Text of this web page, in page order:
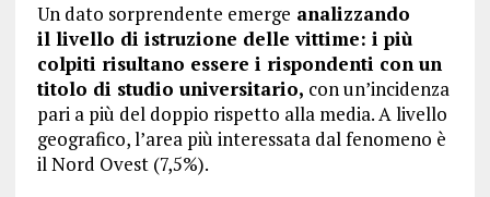
Un dato sorprendente emerge analizzando
il livello di istruzione delle vittime: i più
colpiti risultano essere i rispondenti con un
titolo di studio universitario, con un’incidenza
pari a più del doppio rispetto alla media. A livello
geografico, l’area più interessata dal fenomeno è
il Nord Ovest (7,5%).